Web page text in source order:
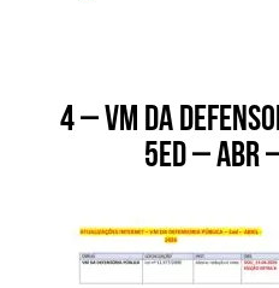
4 – VM DA
5ed – abr